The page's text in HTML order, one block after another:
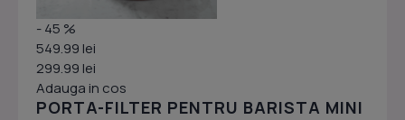
- 45 %
549.99 lei
299.99 lei
Adauga in cos
PORTA-FILTER PENTRU BARISTA MINI